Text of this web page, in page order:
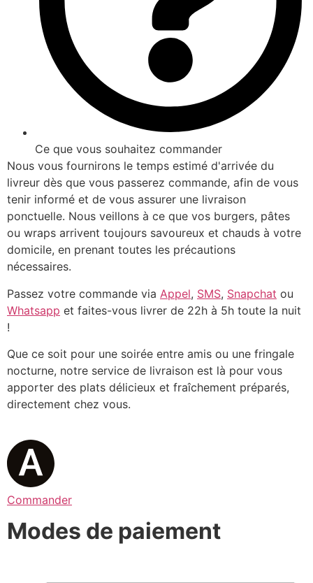
Ce que vous souhaitez commander
Nous vous fournirons le temps estimé d'arrivée du
livreur dès que vous passerez commande, afin de vous
tenir informé et de vous assurer une livraison
ponctuelle. Nous veillons à ce que vos burgers, pâtes
ou wraps arrivent toujours savoureux et chauds à votre
domicile, en prenant toutes les précautions
nécessaires.
Passez votre commande via Appel, SMS, Snapchat ou
Whatsapp et faites-vous livrer de 22h à 5h toute la nuit
!
Que ce soit pour une soirée entre amis ou une fringale
nocturne, notre service de livraison est là pour vous
apporter des plats délicieux et fraîchement préparés,
directement chez vous.
Commander
Modes de paiement